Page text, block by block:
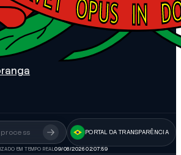
PORTAL DA TRANSPARÊNCIA
EM TEMPO REAL09/08/2026 02:08:00